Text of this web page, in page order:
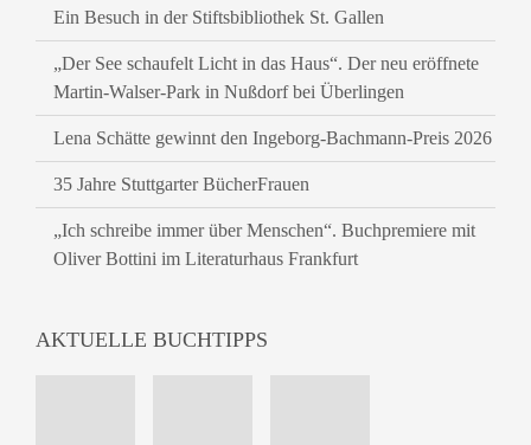
Ein Besuch in der Stiftsbibliothek St. Gallen
„Der See schaufelt Licht in das Haus“. Der neu eröffnete
Martin-Walser-Park in Nußdorf bei Überlingen
Lena Schätte gewinnt den Ingeborg-Bachmann-Preis 2026
35 Jahre Stuttgarter BücherFrauen
„Ich schreibe immer über Menschen“. Buchpremiere mit
Oliver Bottini im Literaturhaus Frankfurt
AKTUELLE BUCHTIPPS